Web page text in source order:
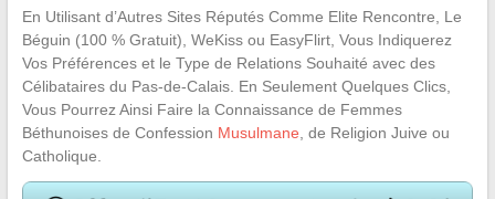
En Utilisant d’Autres Sites Réputés Comme Elite Rencontre, Le
Béguin (100 % Gratuit), WeKiss ou EasyFlirt, Vous Indiquerez
Vos Préférences et le Type de Relations Souhaité avec des
Célibataires du Pas-de-Calais. En Seulement Quelques Clics,
Vous Pourrez Ainsi Faire la Connaissance de Femmes
Béthunoises de Confession Musulmane , de Religion Juive ou
Catholique.